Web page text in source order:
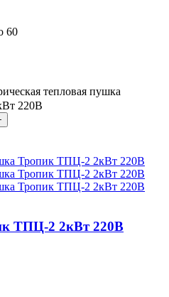
60
тепловая пушка
220В
ТПЦ-2 2кВт 220В